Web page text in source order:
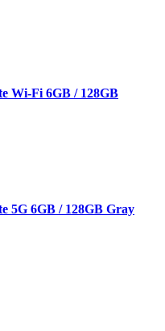
Wi-Fi 6GB / 128GB
5G 6GB / 128GB Gray